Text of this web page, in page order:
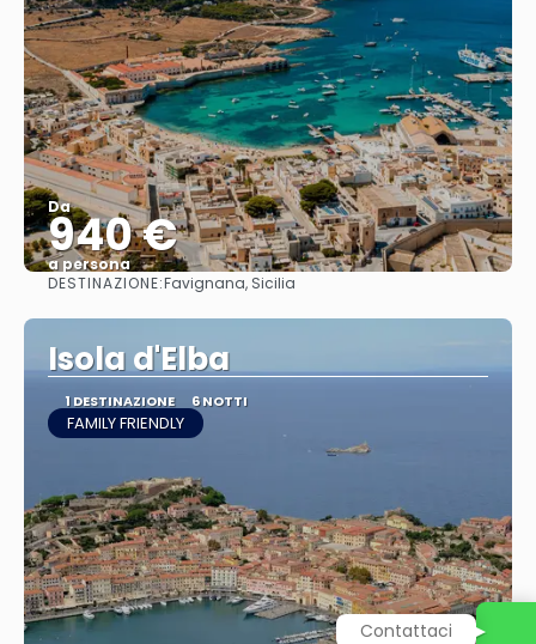
Da
940 €
a persona
Vedere
DESTINAZIONE:Favignana, Sicilia
Isola d'Elba
1 DESTINAZIONE 6 NOTTI
FAMILY FRIENDLY
Contattaci